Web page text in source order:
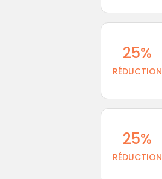
25%
RÉDUCTION
25%
RÉDUCTION